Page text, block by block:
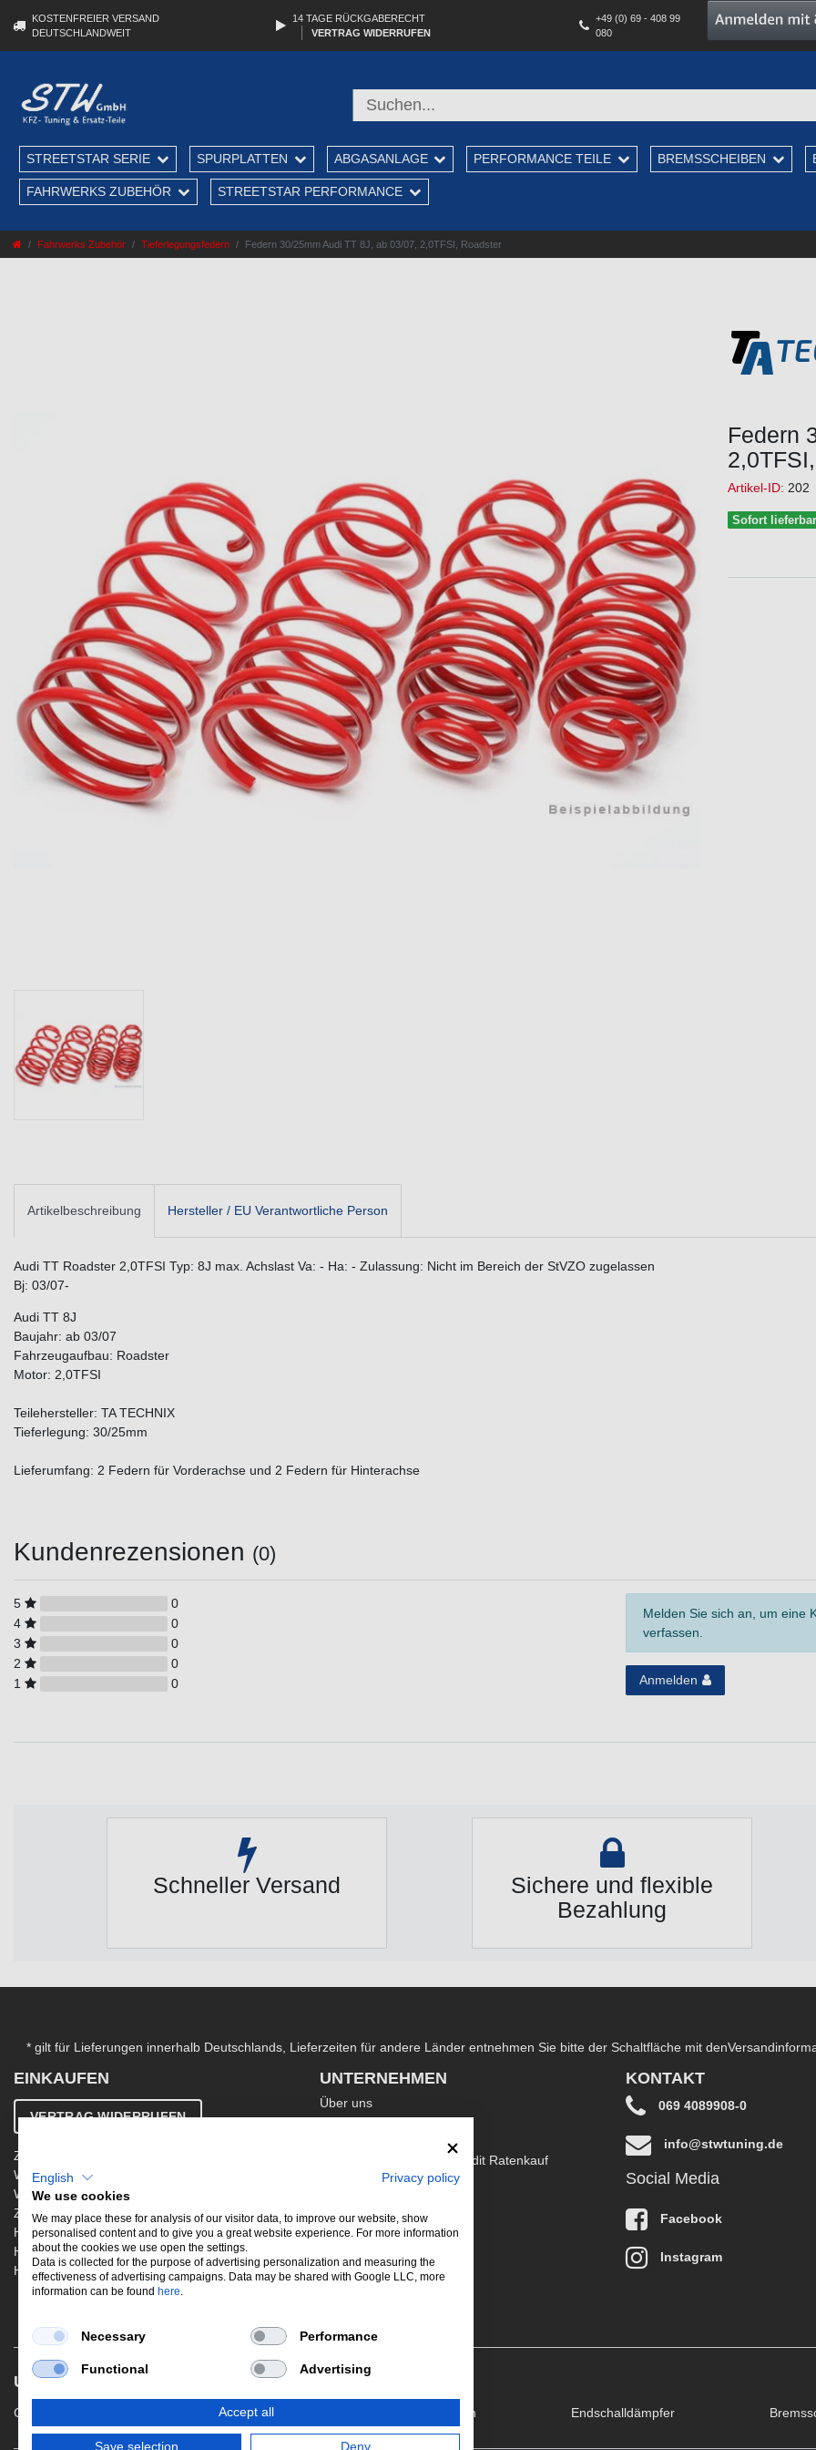
KOSTENFREIER VERSAND
DEUTSCHLANDWEIT
14 TAGE RÜCKGABERECHT
VERTRAG WIDERRUFEN
+49 (0) 69 - 408 99
080
STREETSTAR SERIE SPURPLATTEN ABGASANLAGE PERFORMANCE TEILE BREMSSCHEIBEN
FAHRWERKS ZUBEHÖR STREETSTAR PERFORMANCE
Fahrwerks Zubehör Tieferlegungsfedern Federn 30/25mm Audi TT 8J, ab 03/07, 2,0TFSI, Roadster
Federn
Artikel-ID: 202
Sofort
Artikelbeschreibung Hersteller / EU Verantwortliche Person
Audi TT Roadster 2,0TFSI Typ: 8J max. Achslast Va: - Ha: - Zulassung: Nicht im Bereich der StVZO zugelassen
Bj: 03/07-
Audi TT 8J
Baujahr: ab 03/07
Fahrzeugaufbau: Roadster
Motor: 2,0TFSI
Teilehersteller: TA TECHNIX
Tieferlegung: 30/25mm
Lieferumfang: 2 Federn für Vorderachse und 2 Federn für Hinterachse
Kundenrezensionen (0)
5
0
4
0
3
0
2
0
1
0
Melden Sie sich an, um eine
verfassen.
Anmelden
Schneller Versand
Sichere und flexible
Bezahlung
* gilt für Lieferungen innerhalb Deutschlands, Lieferzeiten für andere Länder entnehmen Sie bitte der Schaltfläche mit den
EINKAUFEN
VERTRAG WIDERRUFEN
Zahlung & Versand
Widerrufsbelehrung
Warenkorb
Zur Kasse
Hinweis zur Altölentsorgung
Hinweis zur Batterieentsorgung
Händler werden
UNTERNEHMEN
Über uns
Kontakt
Ergänzende AGB EasyCredit Ratenkauf
Datenschutzerklärung
Jobs
Newsletter
KONTAKT
069 4089908-0
info@stwtuning.de
Social Media
Facebook
Instagram
UNSERE BELIEBTESTEN PRODUKTE
Gewindefahrwerke Performance Auspuffklappen Endschalldämpfer
English
Privacy policy
We use cookies
We may place these for analysis of our visitor data, to improve our website, show
personalised content and to give you a great website experience. For more information
about the cookies we use open the settings.
Data is collected for the purpose of advertising personalization and measuring the
effectiveness of advertising campaigns. Data may be shared with Google LLC, more
information can be found here.
Necessary Performance
Functional Advertising
Accept all
Save selection Deny